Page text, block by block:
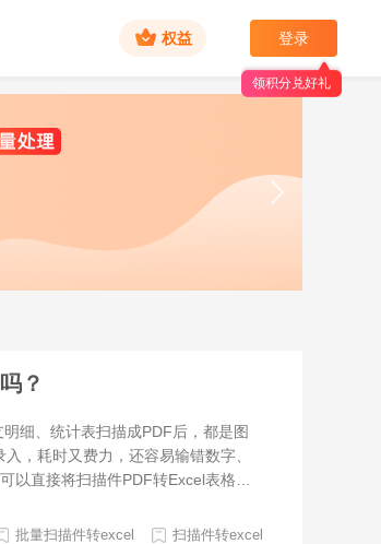
权益 登录
领积分兑好礼
？
细、统计表扫描成PDF后，都是图
，耗时又费力，还容易输错数字、
以直接将扫描件PDF转Excel表格，
扫描件转excel
批量扫描件转excel